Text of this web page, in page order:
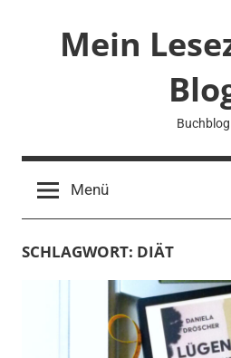
Mein
Buchblog
Menü
SCHLAGWORT: DIÄT